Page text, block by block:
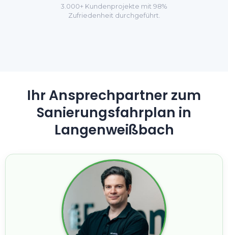
3.000+ Kundenprojekte mit 98%
Zufriedenheit durchgeführt.
Ihr Ansprechpartner zum
Sanierungsfahrplan in
Langenweißbach